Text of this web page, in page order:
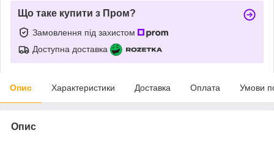
Що таке купити з Пром?
Замовлення під захистом
Доступна доставка
Опис Характеристики Доставка Оплата Умови
Опис